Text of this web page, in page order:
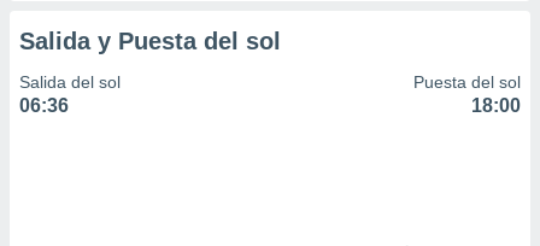
Salida y Puesta del sol
Salida del sol
06:36
Puesta del sol
18:00